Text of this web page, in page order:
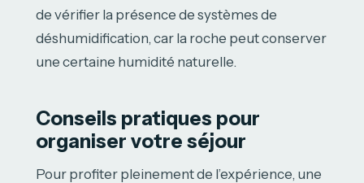
de vérifier la présence de systèmes de
déshumidification, car la roche peut conserver
une certaine humidité naturelle.
Conseils pratiques pour
organiser votre séjour
Pour profiter pleinement de l’expérience, une